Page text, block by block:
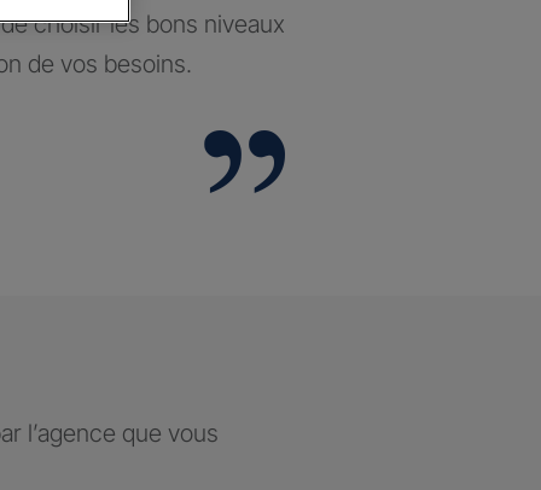
choisir les bons niveaux
de vos besoins.
l’agence que vous